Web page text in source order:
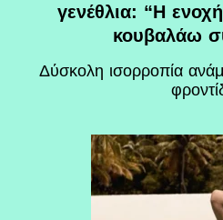
γενέθλια: “Η
κουβαλάω
Δύσκολη ισορροπία